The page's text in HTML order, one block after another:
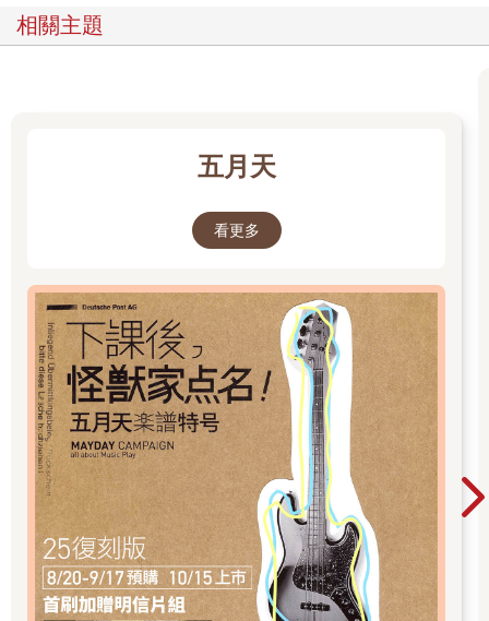
相關主題
五月天
看更多